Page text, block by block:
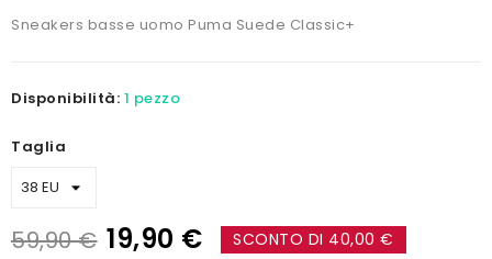
Sneakers basse uomo Puma Suede Classic+
Disponibilità: 1 pezzo
Taglia
59,90 € 19,90 € SCONTO DI 40,00 €